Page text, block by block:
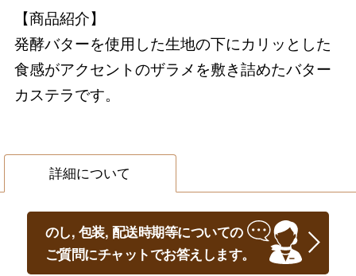
【商品紹介】
発酵バターを使用した生地の下にカリッとした
食感がアクセントのザラメを敷き詰めたバター
カステラです。
詳細について
のし, 包装, 配送時期等についての
ご質問にチャットでお答えします。